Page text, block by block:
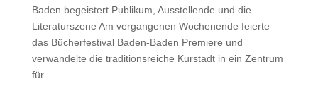
Baden begeistert Publikum, Ausstellende und die
Literaturszene Am vergangenen Wochenende feierte
das Bücherfestival Baden-Baden Premiere und
verwandelte die traditionsreiche Kurstadt in ein Zentrum
für...